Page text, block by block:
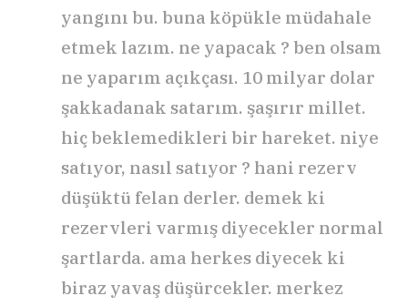
yangını bu. buna köpükle müdahale
etmek lazım. ne yapacak ? ben olsam
ne yaparım açıkçası. 10 milyar dolar
şakkadanak satarım. şaşırır millet.
hiç beklemedikleri bir hareket. niye
satıyor, nasıl satıyor ? hani rezerv
düşüktü felan derler. demek ki
rezervleri varmış diyecekler normal
şartlarda. ama herkes diyecek ki
biraz yavaş düşürcekler. merkez